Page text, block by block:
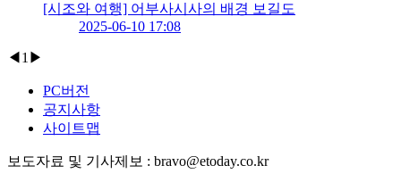
[시조와 여행] 어부사시사의 배경 보길도
2025-06-10 17:08
◀ 1 ▶
PC버전
공지사항
사이트맵
보도자료 및 기사제보 : bravo@etoday.co.kr